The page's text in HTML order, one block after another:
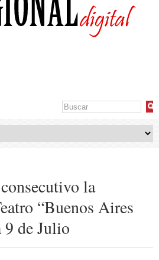
la
“Buenos Aires
9 de Julio